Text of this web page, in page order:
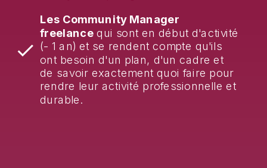
Les Community Manager
freelancequi sont en début d'activité
(- 1 an) et se rendent compte qu'ils
ont besoin d'un plan, d'un cadre et
de savoir exactement quoi faire pour
rendre leur activité professionnelle et
durable.